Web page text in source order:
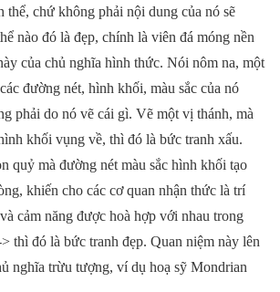
thể, chứ không phải nội dung của nó sẽ
nào đó là đẹp, chính là viên đá móng nền
của chủ nghĩa hình thức. Nói nôm na, một
đường nét, hình khối, màu sắc của nó
phải do nó vẽ cái gì. Vẽ một vị thánh, mà
khối vụng về, thì đó là bức tranh xấu.
quỷ mà đường nét màu sắc hình khối tạo
khiến cho các cơ quan nhận thức là trí
cảm năng được hoà hợp với nhau trong
thì đó là bức tranh đẹp. Quan niệm này lên
nghĩa trừu tượng, ví dụ hoạ sỹ Mondrian